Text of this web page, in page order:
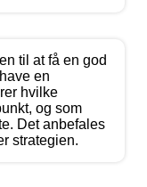
til at få en god
en
hvilke
og som
Det anbefales
strategien.